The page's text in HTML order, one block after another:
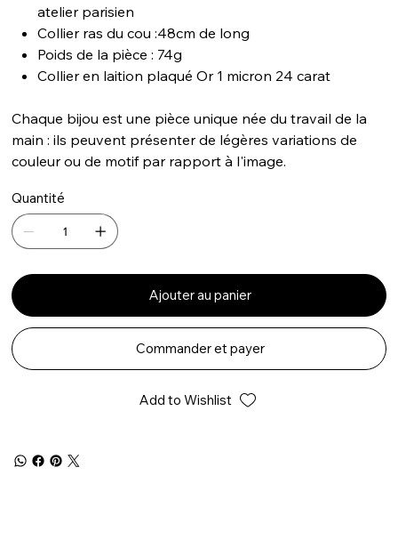
atelier parisien
Collier ras du cou :48cm de long
Poids de la pièce : 74g
Collier en laition plaqué Or 1 micron 24 carat
Chaque bijou est une pièce unique née du travail de la
main : ils peuvent présenter de légères variations de
couleur ou de motif par rapport à l'image.
Quantité
Ajouter au panier
Commander et payer
Add to Wishlist